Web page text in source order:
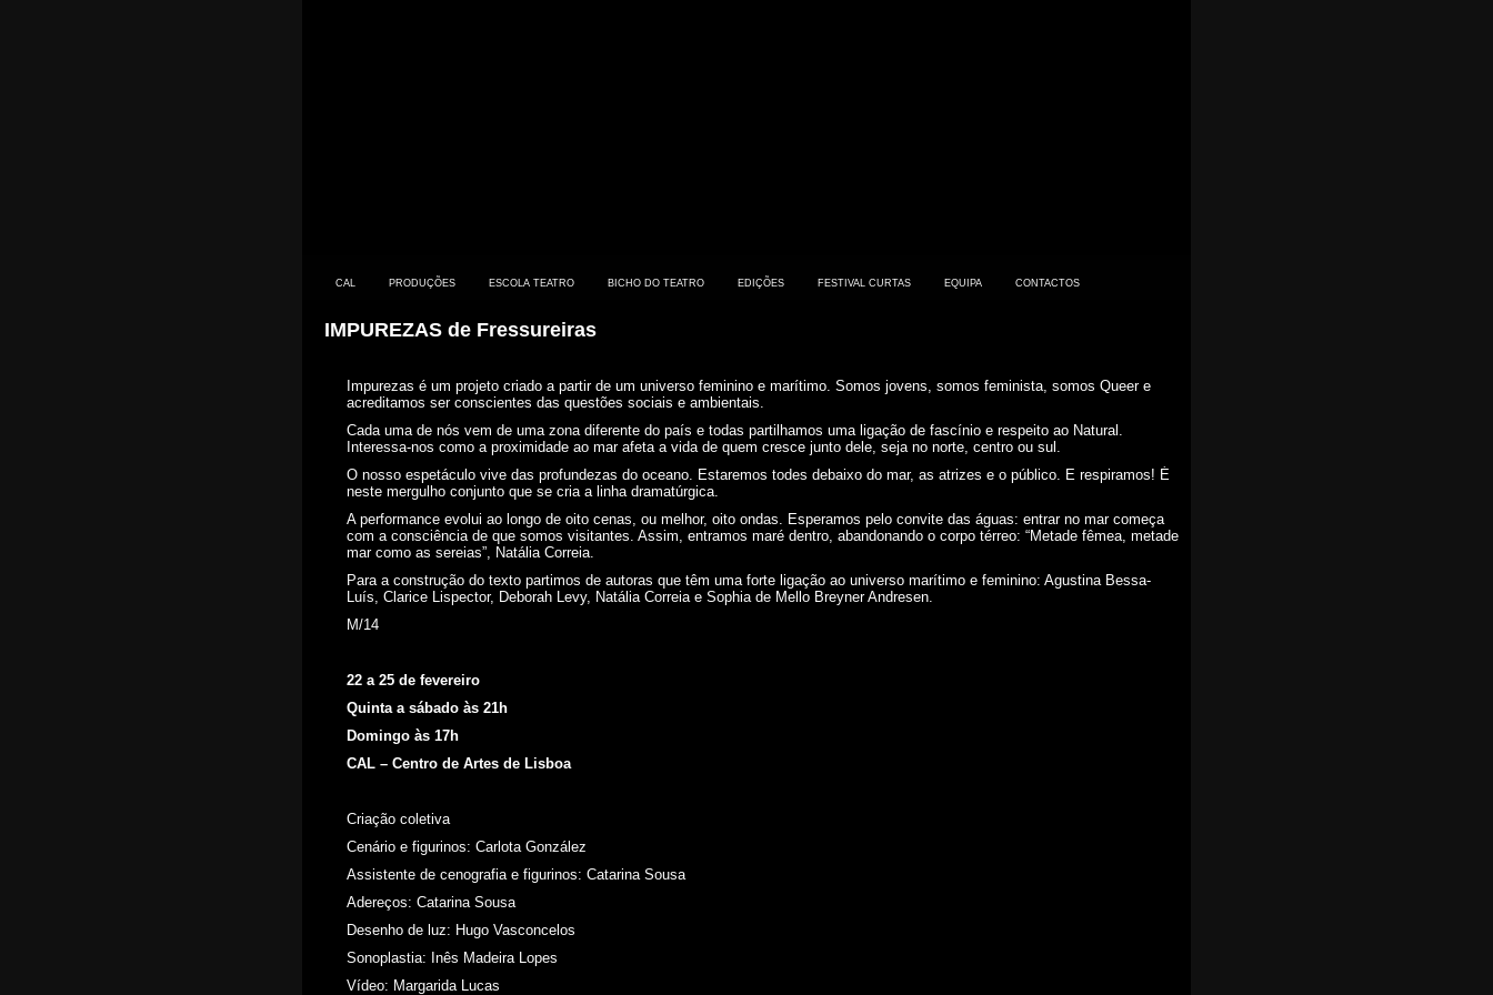
CONTACTO
PRIMEIROS SINTOMAS
CAL - Centro de Artes de
Lisboa
R. santa Engrácia 12A,
1170-333 Lisboa
(+351) 915 078 572
as@prime
IMPUREZAS de Fressureiras
Impurezas é um projeto criado a partir de um universo feminino e marítimo. Somos jovens, somos feminista, somos Queer e
acreditamos ser conscientes das questões sociais e ambientais.
Cada uma de nós vem de uma zona diferente do país e todas partilhamos uma ligação de fascínio e respeito ao Natural.
Interessa-nos como a proximidade ao mar afeta a vida de quem cresce junto dele, seja no norte, centro ou sul.
O nosso espetáculo vive das profundezas do oceano. Estaremos todes debaixo do mar, as atrizes e o público. E respiramos! É
neste mergulho conjunto que se cria a linha dramatúrgica.
A performance evolui ao longo de oito cenas, ou melhor, oito ondas. Esperamos pelo convite das águas: entrar no mar começa
com a consciência de que somos visitantes. Assim, entramos maré dentro, abandonando o corpo térreo: “Metade fêmea, metade
mar como as sereias”, Natália Correia.
Para a construção do texto partimos de autoras que têm uma forte ligação ao universo marítimo e feminino: Agustina Bessa-
Luís, Clarice Lispector, Deborah Levy, Natália Correia e Sophia de Mello Breyner Andresen.
M/14
22 a 25 de fevereiro
Quinta a sábado às 21h
Domingo às 17h
CAL – Centro de Artes de Lisboa
Criação coletiva
Cenário e figurinos: Carlota González
Assistente de cenografia e figurinos: Catarina Sousa
Adereços: Catarina Sousa
Desenho de luz: Hugo Vasconcelos
Sonoplastia: Inês Madeira Lopes
Vídeo: Margarida Lucas
CAL PRODUÇÕES ESCOLA TEATRO BICHO DO TEATRO EDIÇÕES FESTIVAL CURTAS EQUIPA CONTACTOS